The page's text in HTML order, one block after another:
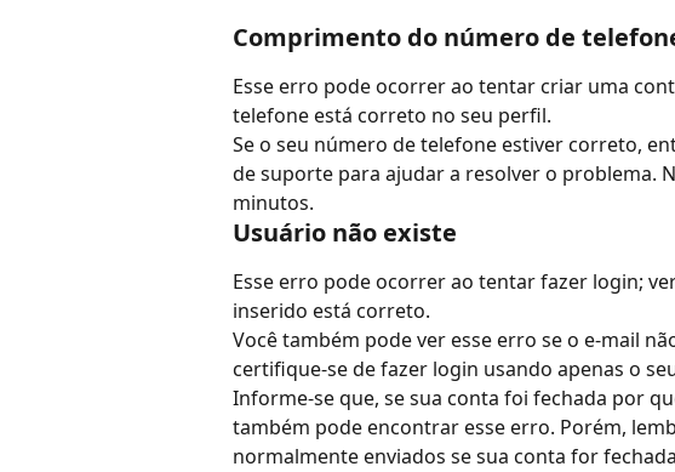
Comprimento do número de
Esse erro pode ocorrer ao tentar criar uma
telefone está correto no seu perfil.
Se o seu número de telefone estiver correto,
de suporte para ajudar a resolver o problema.
minutos.
Usuário não existe
Esse erro pode ocorrer ao tentar fazer login;
inserido está correto.
Você também pode ver esse erro se o e-mail
certifique-se de fazer login usando apenas o
Informe-se que, se sua conta foi fechada por
também pode encontrar esse erro. Porém,
normalmente enviados se sua conta for